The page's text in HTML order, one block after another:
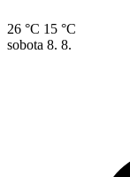
26 °C 15 °C
sobota 8. 8.